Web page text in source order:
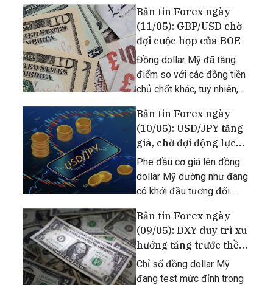
Bản tin Forex ngày
(11/05): GBP/USD chờ
đợi cuộc họp của BOE
Đồng dollar Mỹ đã tăng
điểm so với các đồng tiền
chủ chốt khác, tuy nhiên,
đầu với đồng bảng Anh.
Bản tin Forex ngày
(10/05): USD/JPY tăng
giá, chờ đợi động lực
mới từ CPI Mỹ
Phe đầu cơ giá lên đồng
dollar Mỹ dường như đang
có khởi đầu tương đối
bố chỉ số CPI của Mỹ.
Bản tin Forex ngày
(09/05): DXY duy trì xu
hướng tăng trước thềm
công bố CPI Mỹ
Chỉ số đồng dollar Mỹ
đang test mức đỉnh trong